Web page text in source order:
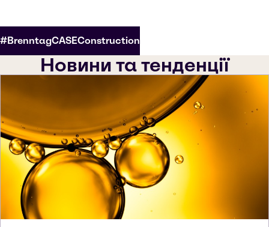
#BrenntagCASEConstruction
Новини та тенденції